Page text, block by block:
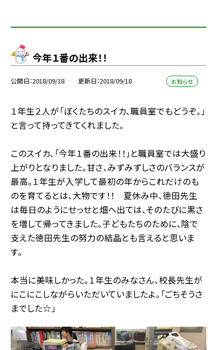
今年１番の出来！！
公開日 2018/09/18 更新日 2018/09/18 お知らせ
１年生２人が「ぼくたちのスイカ、職員室でもどうぞ。」
と言って持ってきてくれました。
このスイカ、「今年１番の出来！！」と職員室では大盛り
上がりとなりました。甘さ、みずみずしさのバランスが
最高。１年生が入学して最初の年からこれだけのも
のを育てるとは、大物です！！ 夏休み中、徳田先生
は毎日のようにせっせと畑へ出ては、そのたびに黒さ
を増して帰ってきました。子どもたちのために、陰で
支えた徳田先生の努力の結晶とも言えると思いま
す。
本当に美味しかった。１年生のみなさん、校長先生が
にこにこしながらいただいていましたよ。「ごちそうさ
までした☆」